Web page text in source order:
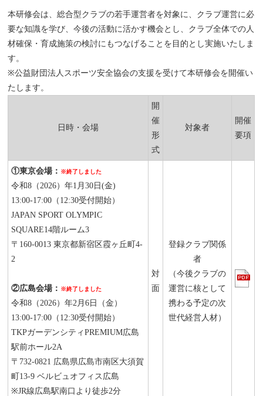
本研修会は、総合型クラブの若手運営者を対象に、クラブ運営に必
要な知識を学び、今後の活動に活かす機会とし、クラブ全体での人
材確保・育成施策の検討にもつなげることを目的とし実施いたしま
す。
※公益財団法人スポーツ安全協会の支援を受けて本研修会を開催い
たします。
日時・会場
開
催
形
式
対象者
開催
要項
①東京会場： ※終了しました
令和8（2026）年1月30日(金)
13:00-17:00（12:30受付開始）
JAPAN SPORT OLYMPIC
SQUARE14階ルーム3
〒160-0013 東京都新宿区霞ヶ丘町4-
2
②広島会場： ※終了しました
令和8（2026）年2月6日（金）
13:00-17:00（12:30受付開始）
TKPガーデンシティPREMIUM広島
駅前ホール2A
〒732-0821 広島県広島市南区大須賀
町13-9 ベルビュオフィス広島
※JR線広島駅南口より徒歩2分
対
面
登録クラブ関係
者
（今後クラブの
運営に核として
携わる予定の次
世代経営人材）